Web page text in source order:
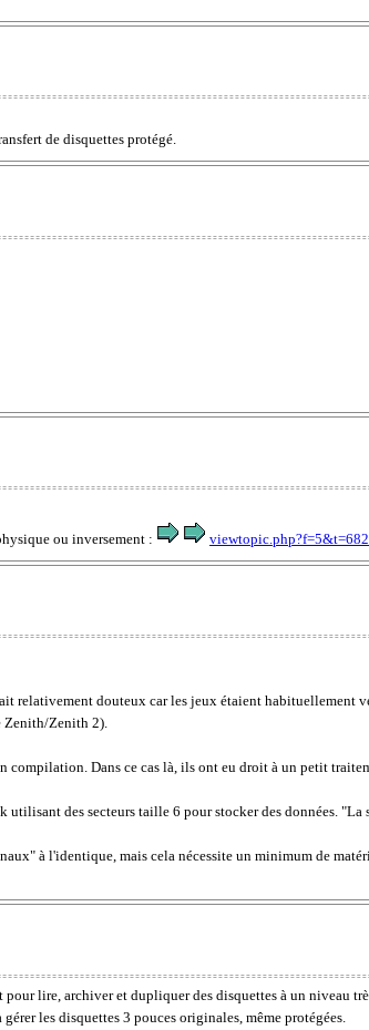
de disquettes protégé.
ou inversement :
relativement douteux car les jeux étaient habituellement
Zenith/Zenith 2).
Dans ce cas là, ils ont eu droit à un petit
des secteurs taille 6 pour stocker des données. "La
à l'identique, mais cela nécessite un minimum de
lire, archiver et dupliquer des disquettes à un niveau
les disquettes 3 pouces originales, même protégées.